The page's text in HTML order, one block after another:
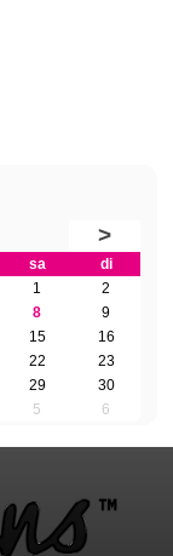
>
sa
di
1
2
8
9
15
16
22
23
29
30
5 6